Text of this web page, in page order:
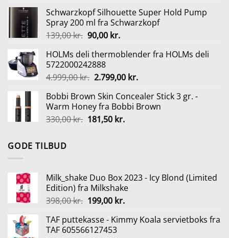
pris
var:
229,95 kr..
pris
er:
Schwarzkopf Silhouette Super Hold Pump
Spray 200 ml fra Schwarzkopf
139,00kr. Den
pris
var:
139,00 kr..
90,00 kr.Den
pris
90,00 kr..
HOLMs deli thermoblender fra HOLMs deli
5722000242888
4.999,00kr. Den
pris
var:
4.999,00 kr..
2.799,00 kr.Den
pris
er:
Bobbi Brown Skin Concealer Stick 3 gr. -
Warm Honey fra Bobbi Brown
330,00kr. Den
181,50 kr.Den
GODE TILBUD
Milk_shake Duo Box 2023 - Icy Blond (Limited
Edition) fra Milkshake
398,00kr. Den
pris
var:
199,00 kr.Den
pris
TAF puttekasse - Kimmy Koala servietboks fra
TAF 605566127453